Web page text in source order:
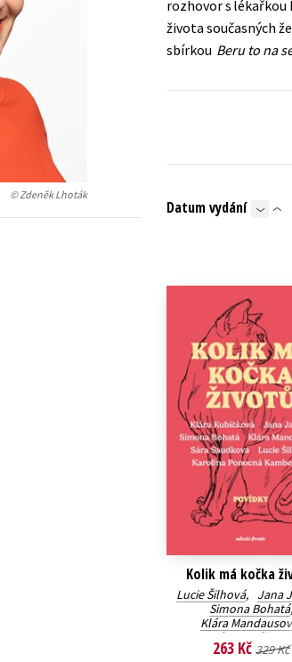
Jazyky
Kariéra a osobní rozvoj
Populárně -
Populárně -
© Zdeněk Lhoták
rozhovor s
života současných
sbírkou Beru to na
Datum vydání
Kolik má kočka
Lucie Šilhová, Jana
Simona Bohatá,
Klára
Klára Kubíčková
Sára Saudková,
263 Kč 329 Kč